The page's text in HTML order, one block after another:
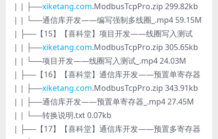
| | ├──xiketang.com.ModbusTcpPro.zip 299.82kb
| | └──通信库开发——编写强制多线圈_.mp4 59.15M
| ├──【15】【喜科堂】项目开发——线圈写入测试
| | ├──xiketang.com.ModbusTcpPro.zip 305.65kb
| | └──项目开发——线圈写入测试_.mp4 24.03M
| ├──【16】【喜科堂】通信库开发——预置单寄存器
| | ├──xiketang.com.ModbusTcpPro.zip 343.91kb
| | ├──通信库开发——预置单寄存器_.mp4 27.45M
| | └──转换说明.txt 0.07kb
| ├──【17】【喜科堂】通信库开发——预置多寄存器